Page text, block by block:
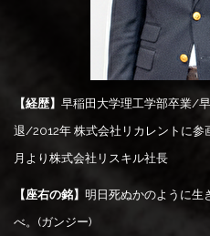
【経歴】 早稲田大学理工学部卒業/
退/2012年 株式会社リカレントに
月より株式会社リスキル社長
【座右の銘】 明日死ぬかのように生
べ。(ガンジー)